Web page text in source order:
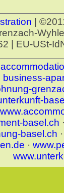
|
| EU-USt-
business-
basel.ch
basel.ch
·